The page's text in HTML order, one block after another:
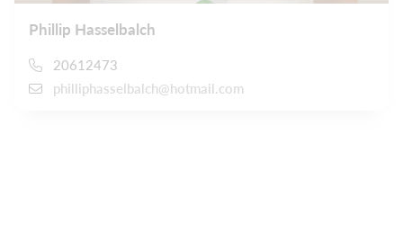
Phillip Hasselbalch
20612473
philliphasselbalch@hotmail.com